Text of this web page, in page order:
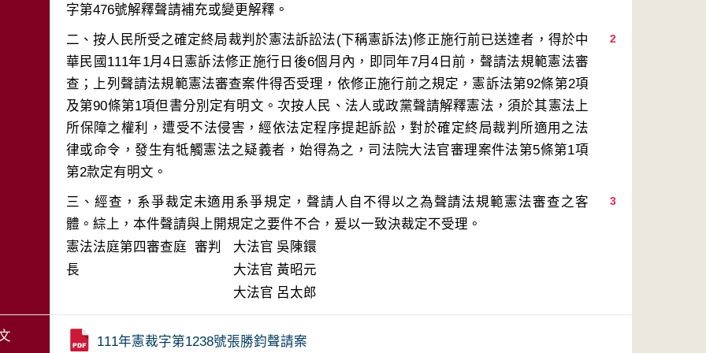
2
二、按人民所受之確定終局裁判於憲法訴訟法(下稱憲訴法)修正施行前已送達者，得於中
華民國111年1月4日憲訴法修正施行日後6個月內，即同年7月4日前，聲請法規範憲法審
查；上列聲請法規範憲法審查案件得否受理，依修正施行前之規定，憲訴法第92條第2項
及第90條第1項但書分別定有明文。次按人民、法人或政黨聲請解釋憲法，須於其憲法上
所保障之權利，遭受不法侵害，經依法定程序提起訴訟，對於確定終局裁判所適用之法
律或命令，發生有牴觸憲法之疑義者，始得為之，司法院大法官審理案件法第5條第1項
3
三、經查，系爭裁定未適用系爭規定，聲請人自不得以之為聲請法規範憲法審查之客
體。綜上，本件聲請與上開規定之要件不合，爰以一致決裁定不受理。
憲法法庭第四審查庭 審判
長
大法官 吳陳鐶
大法官 黃昭元
大法官 呂太郎
111年憲裁字第1238號張勝鈞聲請案